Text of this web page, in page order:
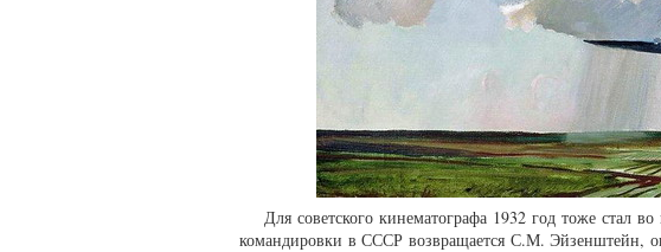
Для советского кинематографа 1932 год тоже стал
командировки в СССР возвращается С.М. Эйзенштейн,